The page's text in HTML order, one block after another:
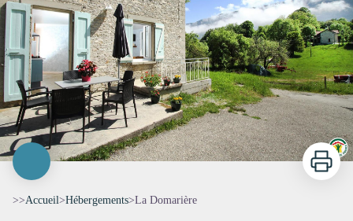
Imprimer
>>Accueil>Hébergements>La Domarière